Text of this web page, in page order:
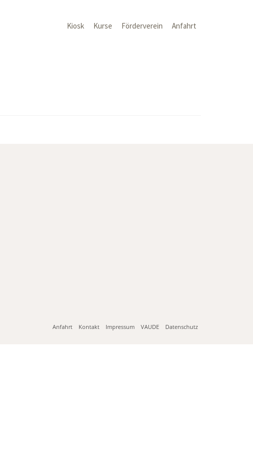
Kiosk Kurse Förderverein Anfahrt
Anfahrt Kontakt Impressum VAUDE Datenschutz